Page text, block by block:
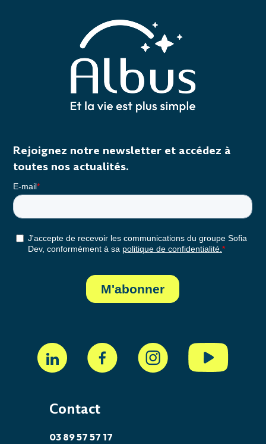
Contact
03 89 57 57 17
Rejoignez notre newsletter et accédez à
toutes nos actualités.